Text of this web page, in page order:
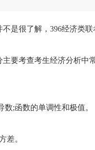
很了解，396经济类联
考查考生经济分析中常
;函数的单调性和极值。
差。